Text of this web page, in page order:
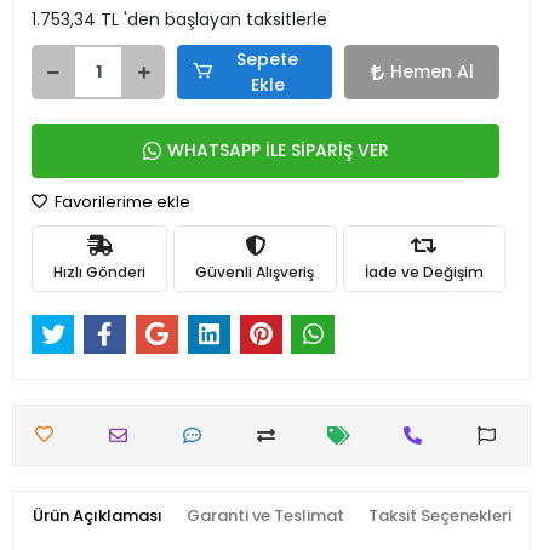
1.753,34 TL 'den başlayan taksitlerle
Sepete
Ekle
Hemen Al
WHATSAPP İLE SİPARİŞ VER
Favorilerime ekle
Hızlı Gönderi Güvenli Alışveriş İade ve Değişim
Ürün Açıklaması Garanti ve Teslimat Taksit Seçenekleri